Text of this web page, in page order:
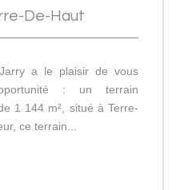
De-Haut
a le plaisir de vous
: un terrain
1 144 m², situé à Terre-
ce terrain...